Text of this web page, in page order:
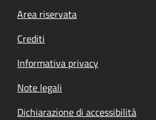
Footer menu
Area riservata
Crediti
Informativa privacy
Note legali
Dichiarazione di accessibilità